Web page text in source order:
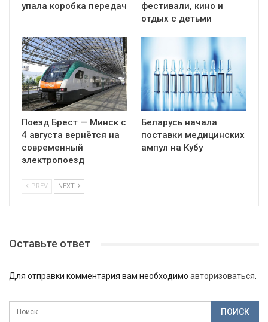
упала коробка передач
фестивали, кино и
отдых с детьми
Поезд Брест — Минск с
4 августа вернётся на
современный
электропоезд
Беларусь начала
поставки медицинских
ампул на Кубу
PREV NEXT
Оставьте ответ
Для отправки комментария вам необходимо авторизоваться.